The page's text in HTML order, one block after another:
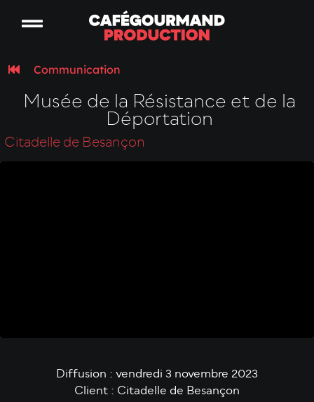
Communication
Musée de la Résistance et de la
Déportation
Citadelle de Besançon
Diffusion : vendredi 3 novembre 2023
Client : Citadelle de Besançon